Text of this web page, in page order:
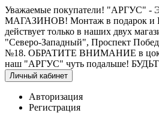
Уважаемые покупатели! "АРГУС"
МАГАЗИНОВ! Монтаж в подарок и
действует только в наших двух
"Северо-Западный", Проспект
№18. ОБРАТИТЕ ВНИМАНИЕ в
наш "АРГУС" чуть подальше!
Личный кабинет
Авторизация
Регистрация